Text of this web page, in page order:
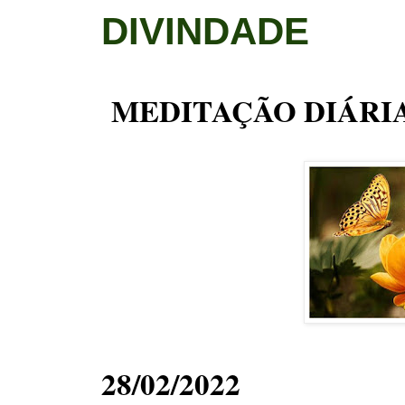
DIVINDADE
MEDITAÇÃO
28/02/2022